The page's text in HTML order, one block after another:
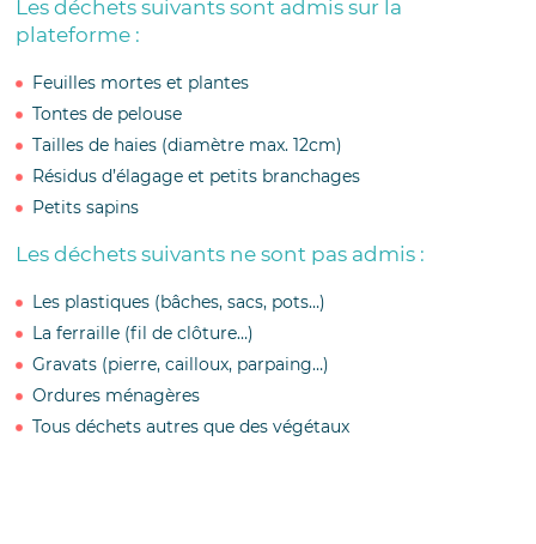
Les déchets suivants sont admis sur la
plateforme :
Feuilles mortes et plantes
Tontes de pelouse
Tailles de haies (diamètre max. 12cm)
Résidus d’élagage et petits branchages
Petits sapins
Les déchets suivants ne sont pas admis :
Les plastiques (bâches, sacs, pots…)
La ferraille (fil de clôture…)
Gravats (pierre, cailloux, parpaing…)
Ordures ménagères
Tous déchets autres que des végétaux